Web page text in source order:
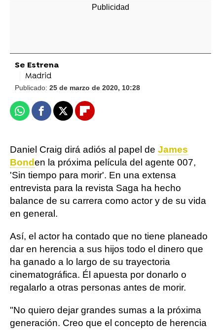
Se Estrena
Madrid
Publicado: 25 de marzo de 2020, 10:28
WhatsappFacebook
X Flipboard
Daniel Craig dirá adiós al papel de James
Bonden la próxima película del agente 007,
'Sin tiempo para morir'. En una extensa
entrevista para la revista Saga ha hecho
balance de su carrera como actor y de su vida
en general.
Así, el actor ha contado que no tiene planeado
dar en herencia a sus hijos todo el dinero que
ha ganado a lo largo de su trayectoria
cinematográfica. Él apuesta por donarlo o
regalarlo a otras personas antes de morir.
"No quiero dejar grandes sumas a la próxima
generación. Creo que el concepto de herencia